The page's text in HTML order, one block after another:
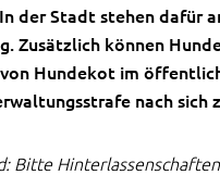
der Stadt stehen dafür
Zusätzlich können
Hundekot im
nach sich
Bitte